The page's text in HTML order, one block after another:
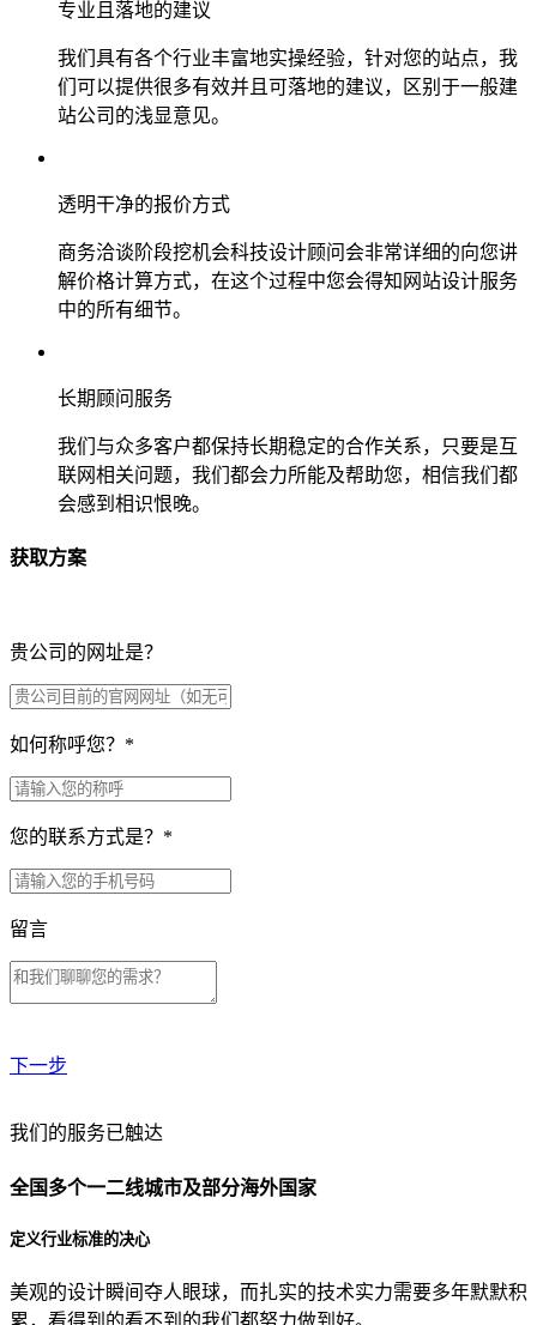
专业且落地的建议
我们具有各个行业丰富地实操经验，针对您的站点，我
们可以提供很多有效并且可落地的建议，区别于一般建
站公司的浅显意见。
透明干净的报价方式
商务洽谈阶段挖机会科技设计顾问会非常详细的向您讲
解价格计算方式，在这个过程中您会得知网站设计服务
中的所有细节。
长期顾问服务
我们与众多客户都保持长期稳定的合作关系，只要是互
联网相关问题，我们都会力所能及帮助您，相信我们都
会感到相识恨晚。
获取方案
贵公司的网址是？
如何称呼您？ *
您的联系方式是？ *
留言
下一步
贵公司预算范围是？
贵公司的团队规模是？
目前主要的营销渠道是？
我们的服务已触达
全国多个一二线城市及部分海外国家
定义行业标准的决心
美观的设计瞬间夺人眼球，而扎实的技术实力需要多年默默积
累，看得到的看不到的我们都努力做到好。